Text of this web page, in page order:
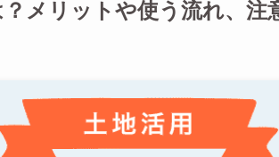
メリットや使う流れ、注